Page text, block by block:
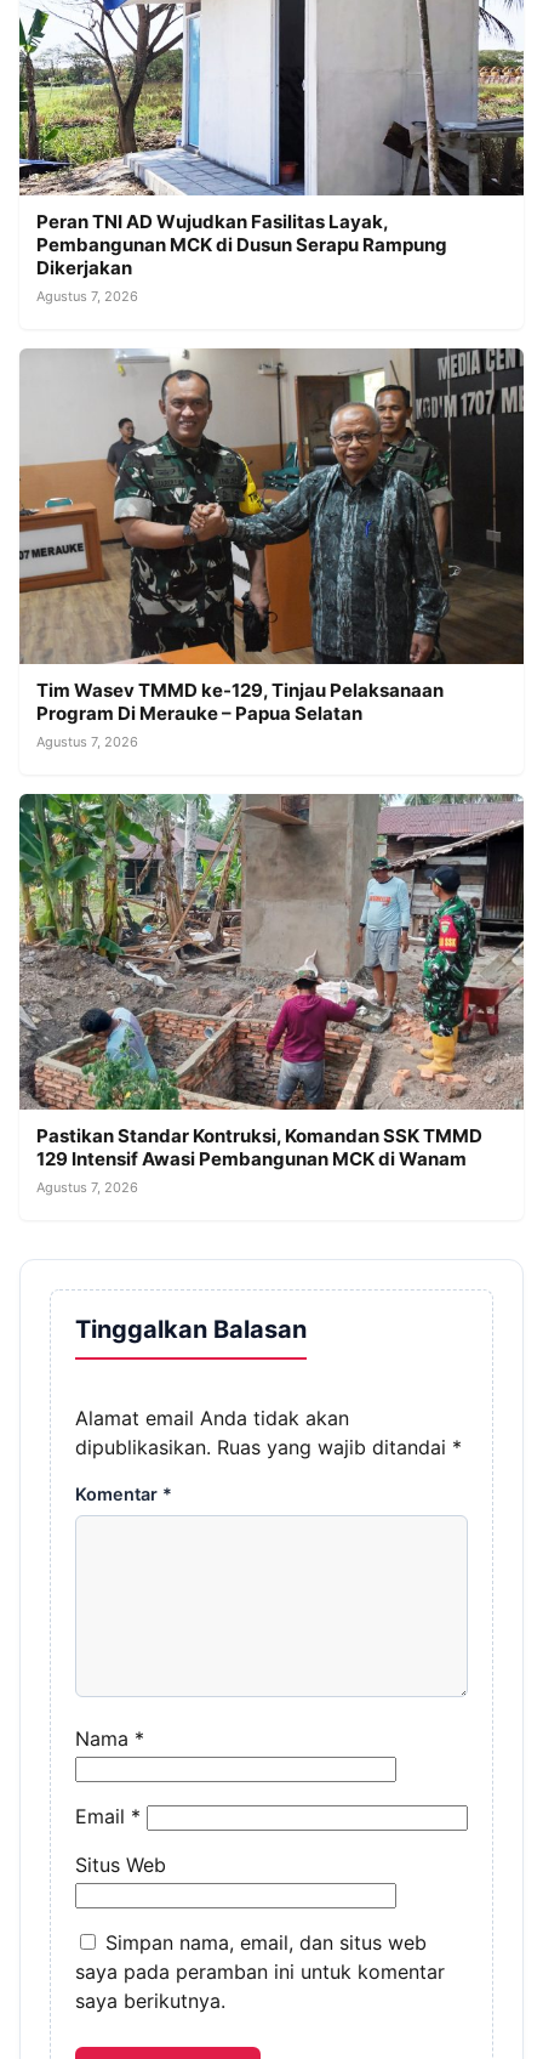
Peran TNI AD Wujudkan Fasilitas Layak,
Pembangunan MCK di Dusun Serapu Rampung
Dikerjakan
Agustus 7, 2026
Tim Wasev TMMD ke-129, Tinjau Pelaksanaan
Program Di Merauke – Papua Selatan
Agustus 7, 2026
Pastikan Standar Kontruksi, Komandan SSK TMMD
129 Intensif Awasi Pembangunan MCK di Wanam
Agustus 7, 2026
Tinggalkan Balasan
Alamat email Anda tidak akan
dipublikasikan. Ruas yang wajib ditandai *
Komentar *
Nama *
Email *
Situs Web
Simpan nama, email, dan situs web
saya pada peramban ini untuk komentar
saya berikutnya.